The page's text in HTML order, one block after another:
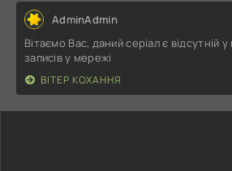
AdminAdmin
Вітаємо Вас, даний серіал є відсутній
записів у мережі
ВІТЕР КОХАННЯ